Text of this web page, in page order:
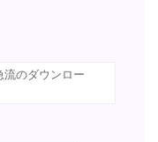
流のダウンロー